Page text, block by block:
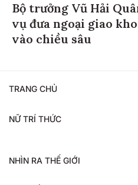
Bộ trưởng Vũ Hải
vụ đưa ngoại giao
vào chiều sâu
TRANG CHỦ
NỮ TRÍ THỨC
NHÌN RA THẾ GIỚI